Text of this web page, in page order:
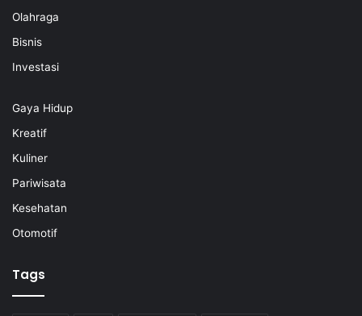
Olahraga
Bisnis
Investasi
Gaya Hidup
Kreatif
Kuliner
Pariwisata
Kesehatan
Otomotif
Tags